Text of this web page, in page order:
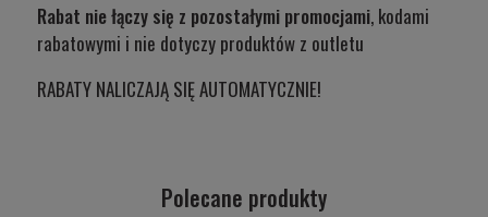
Rabat nie łączy się z pozostałymi promocjami, kodami
rabatowymi i nie dotyczy produktów z outletu
RABATY NALICZAJĄ SIĘ AUTOMATYCZNIE!
Polecane produkty